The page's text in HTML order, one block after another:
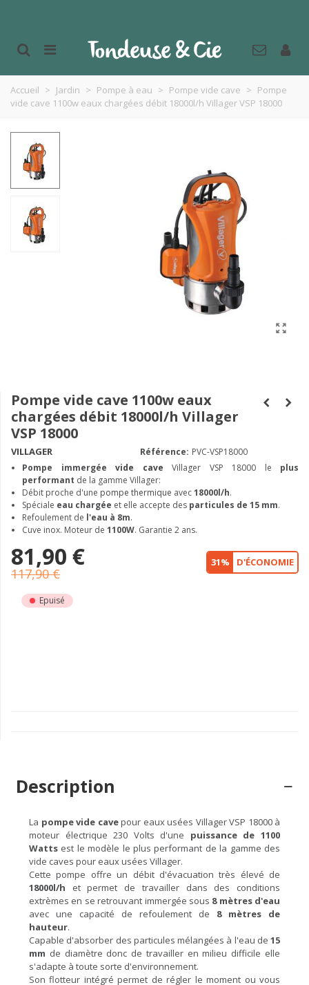
Accueil > Jardin > Pompe à eau > Pompe vide cave > Pompe
vide cave 1100w eaux chargées débit 18000l/h Villager VSP 18000
Pompe vide cave 1100w eaux
chargées débit 18000l/h Villager
VSP 18000
VILLAGER Référence: PVC-VSP18000
Pompe immergée
vide cave Villager VSP 18000 le plus
performant de la gamme Villager:
Débit proche d'une pompe thermique avec18000l/h.
Spéciale eau chargée et elle accepte des particules de 15 mm.
Refoulement de l'eau à 8m.
Cuve inox. Moteur de 1100W. Garantie 2 ans.
81,90 €
117,90 €
31% D'ÉCONOMIE
Epuisé
Description
La pompe vide cavepour eaux usées Villager VSP 18000 à
moteur électrique 230 Volts d'une puissance de 1100
Watts est le modèle le plus performant de la gamme des
vide caves pour eaux usées Villager.
Cette pompe offre un débit d'évacuation très élevé de
18000l/h et permet de travailler dans des conditions
extrèmes en se retrouvant immergée sous 8 mètres d'eau
avec une capacité de refoulement de 8 mètres de
hauteur.
Capable d'absorber des particules mélangées à l'eau de 15
mm de diamètre donc de travailler en milieu difficile elle
s'adapte à toute sorte d'environnement.
Son flotteur intégré permet de régler le moment ou vous